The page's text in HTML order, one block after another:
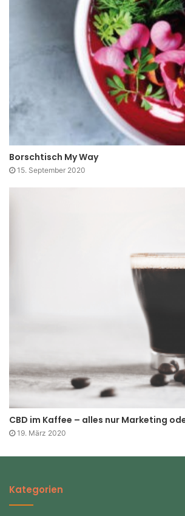
Borschtisch My Way
15. September 2020
CBD im Kaffee – alles nur Marketing
19. März 2020
Kategorien